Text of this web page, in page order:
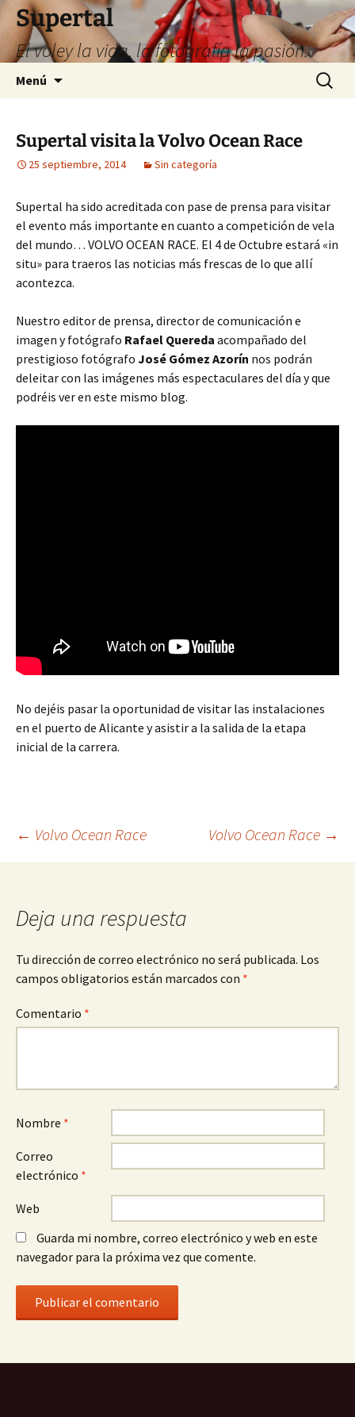
Supertal
El voley la vida, la fotografía la pasión.
Menú Buscar:
Supertal visita la Volvo Ocean Race
25 septiembre, 2014 Sin categoría
Supertal ha sido acreditada con pase de prensa para visitar
el evento más importante en cuanto a competición de vela
del mundo… VOLVO OCEAN RACE. El 4 de Octubre estará «in
situ» para traeros las noticias más frescas de lo que allí
acontezca.
Nuestro editor de prensa, director de comunicación e
imagen y fotógrafo Rafael Quereda acompañado del
prestigioso fotógrafo José Gómez Azorín nos podrán
deleitar con las imágenes más espectaculares del día y que
podréis ver en este mismo blog.
No dejéis pasar la oportunidad de visitar las instalaciones
en el puerto de Alicante y asistir a la salida de la etapa
inicial de la carrera.
Navegación
entradas
← Volvo Ocean Race Volvo Ocean Race →
Deja una respuesta
Tu dirección de correo electrónico no será publicada. Los
campos obligatorios están marcados con *
Comentario *
Nombre *
Correo
electrónico *
Web
Guarda mi nombre, correo electrónico y web en este
navegador para la próxima vez que comente.